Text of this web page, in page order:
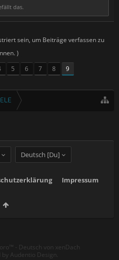
das.
sein, um Beiträge verfassen zu
)
5 6 7 8 9
Deutsch [Du]
Impressum
- Deutsch von xenDach
by Audentio Design.